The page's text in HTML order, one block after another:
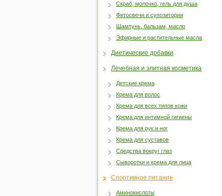
Скраб, молочко, гель для душа
Фитосвечи и супозитории
Шампунь, бальзам, масло
Эфирные и растительные масла
Диетические добавки
Лечебная и элитная косметика
Детские крема
Крема для волос
Крема для всех типов кожи
Крема для интимной гигиены
Крема для рук и ног
Крема для суставов
Средства вокруг глаз
Сыворотки и крема для лица
Спортивное питание
Аминокислоты